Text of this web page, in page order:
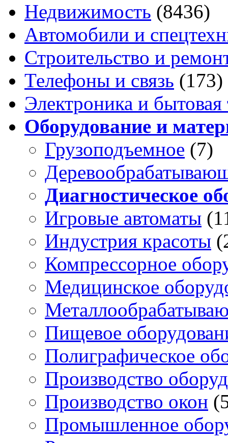
Недвижимость (8436)
Автомобили и
Строительство и
Телефоны и связь (173)
Электроника и бытовая
Оборудование и
Грузоподъемное (7)
Диагностическое
Игровые автоматы
Индустрия красоты
Компрессорное
Медицинское
Пищевое
Полиграфическое
Производство
Производство окон
Промышленное